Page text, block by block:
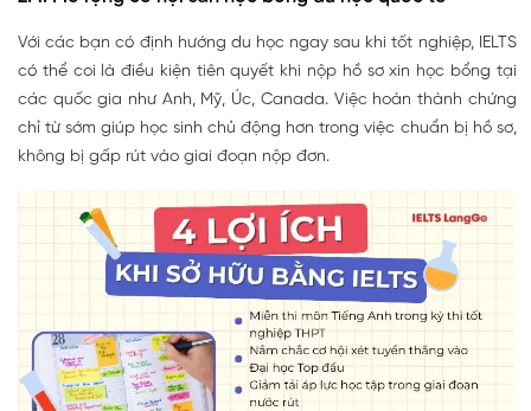
Với các bạn có định hướng du học ngay sau khi tốt nghiệp, IELTS
có thể coi là điều kiện tiên quyết khi nộp hồ sơ xin học bổng tại
các quốc gia như Anh, Mỹ, Úc, Canada. Việc hoàn thành chứng
chỉ từ sớm giúp học sinh chủ động hơn trong việc chuẩn bị hồ sơ,
không bị gấp rút vào giai đoạn nộp đơn.